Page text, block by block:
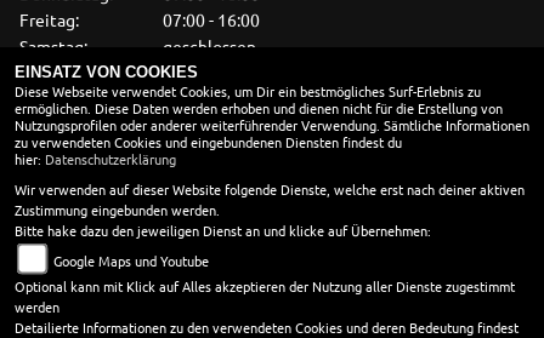
Freitag:
07:00 - 16:00
Samstag:
geschlossen
Sonntag:
geschlossen
VERKAUF
Montag:
09:00 - 18:00
Dienstag:
09:00 - 18:00
Mittwoch:
09:00 - 18:00
Donnerstag:
09:00 - 18:00
Freitag:
09:00 - 18:00
Samstag:
09:00 - 13:00
Sonntag:
geschlossen
EINSATZ VON COOKIES
Diese Webseite verwendet Cookies, um Dir ein bestmögliches Surf-Erlebnis zu
ermöglichen. Diese Daten werden erhoben und dienen nicht für die Erstellung von
Nutzungsprofilen oder anderer weiterführender Verwendung. Sämtliche Informationen
zu verwendeten Cookies und eingebundenen Diensten findest du
hier: Datenschutzerklärung
Wir verwenden auf dieser Website folgende Dienste, welche erst nach deiner aktiven
Zustimmung eingebunden werden.
Bitte hake dazu den jeweiligen Dienst an und klicke auf Übernehmen:
Google Maps und Youtube
Optional kann mit Klick auf Alles akzeptieren der Nutzung aller Dienste zugestimmt
werden
Detailierte Informationen zu den verwendeten Cookies und deren Bedeutung findest